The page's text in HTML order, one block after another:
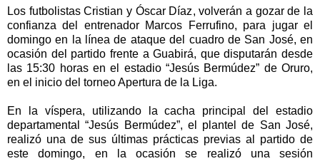
Los futbolistas Cristian y Óscar Díaz, volverán a gozar de la
confianza del entrenador Marcos Ferrufino, para jugar el
domingo en la línea de ataque del cuadro de San José, en
ocasión del partido frente a Guabirá, que disputarán desde
las 15:30 horas en el estadio “Jesús Bermúdez” de Oruro,
en el inicio del torneo Apertura de la Liga.
En la víspera, utilizando la cacha principal del estadio
departamental “Jesús Bermúdez”, el plantel de San José,
realizó una de sus últimas prácticas previas al partido de
este domingo, en la ocasión se realizó una sesión